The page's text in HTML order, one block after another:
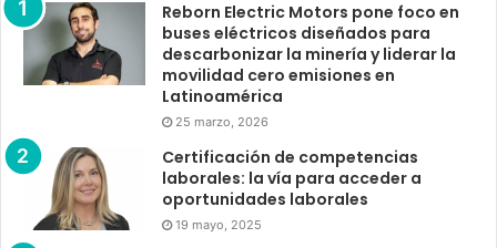
Reborn Electric Motors pone foco en
buses eléctricos diseñados para
descarbonizar la minería y liderar la
movilidad cero emisiones en
Latinoamérica
25 marzo, 2026
Certificación de competencias
laborales: la vía para acceder a
oportunidades laborales
19 mayo, 2025